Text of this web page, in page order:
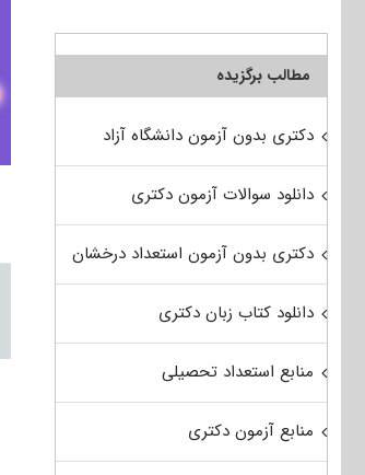
مطالب برگزیده
دکتری بدون آزمون دانشگاه آزاد
دانلود سوالات آزمون دکتری
دکتری بدون آزمون استعداد درخشان
دانلود کتاب زبان دکتری
منابع استعداد تحصیلی
منابع آزمون دکتری